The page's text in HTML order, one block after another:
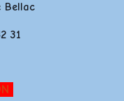
Bellac
31